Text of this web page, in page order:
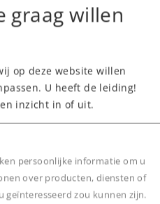
de elektrische
39130, die
van de Insider Club
deze rijtuigset vindt u
graag willen
op deze website willen
U heeft de leiding!
inzicht in of uit.
persoonlijke informatie om u
over producten, diensten of
geïnteresseerd zou kunnen zijn.